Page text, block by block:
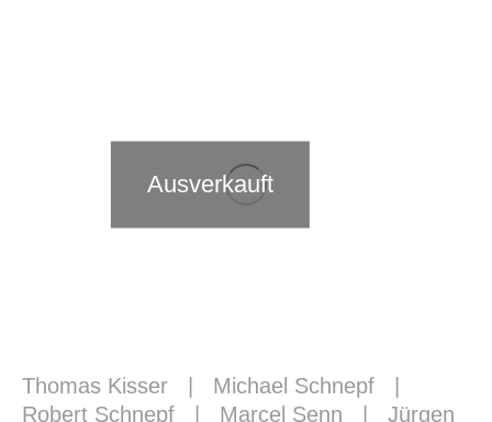
Ausverkauft
Thomas Kisser Michael Schnepf
Robert Schnepf
Marcel Senn
Jürgen